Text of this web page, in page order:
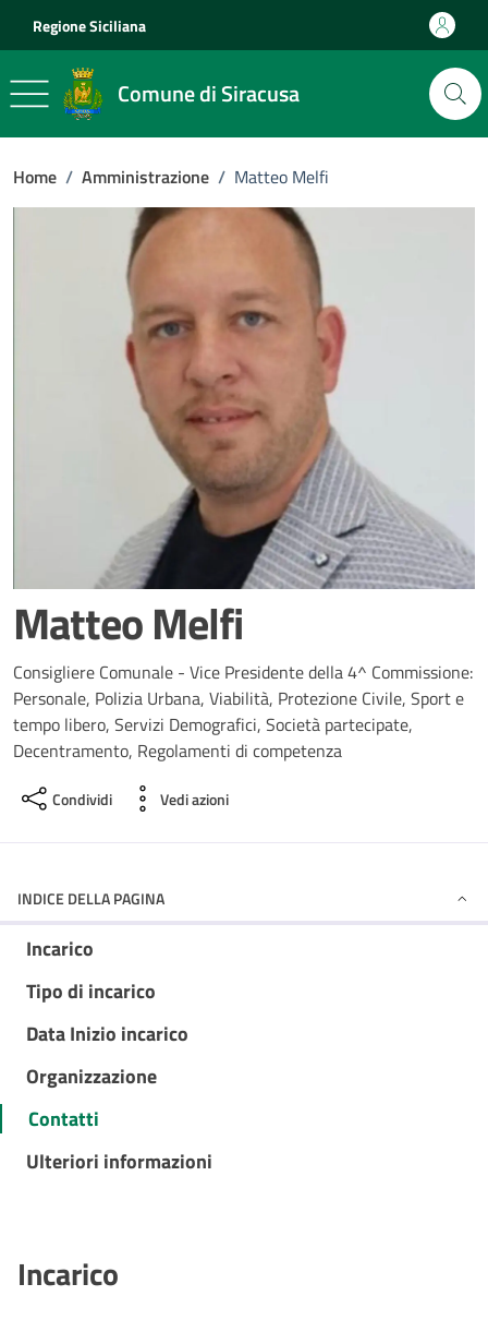
Regione Siciliana
Comune di Siracusa
Home / Amministrazione / Matteo Melfi
Matteo Melfi
Consigliere Comunale - Vice Presidente della 4^ Commissione:
Personale, Polizia Urbana, Viabilità, Protezione Civile, Sport e
tempo libero, Servizi Demografici, Società partecipate,
Decentramento, Regolamenti di competenza
Condividi Vedi azioni
INDICE DELLA PAGINA
Incarico
Tipo di incarico
Data Inizio incarico
Organizzazione
Contatti
Ulteriori informazioni
Incarico